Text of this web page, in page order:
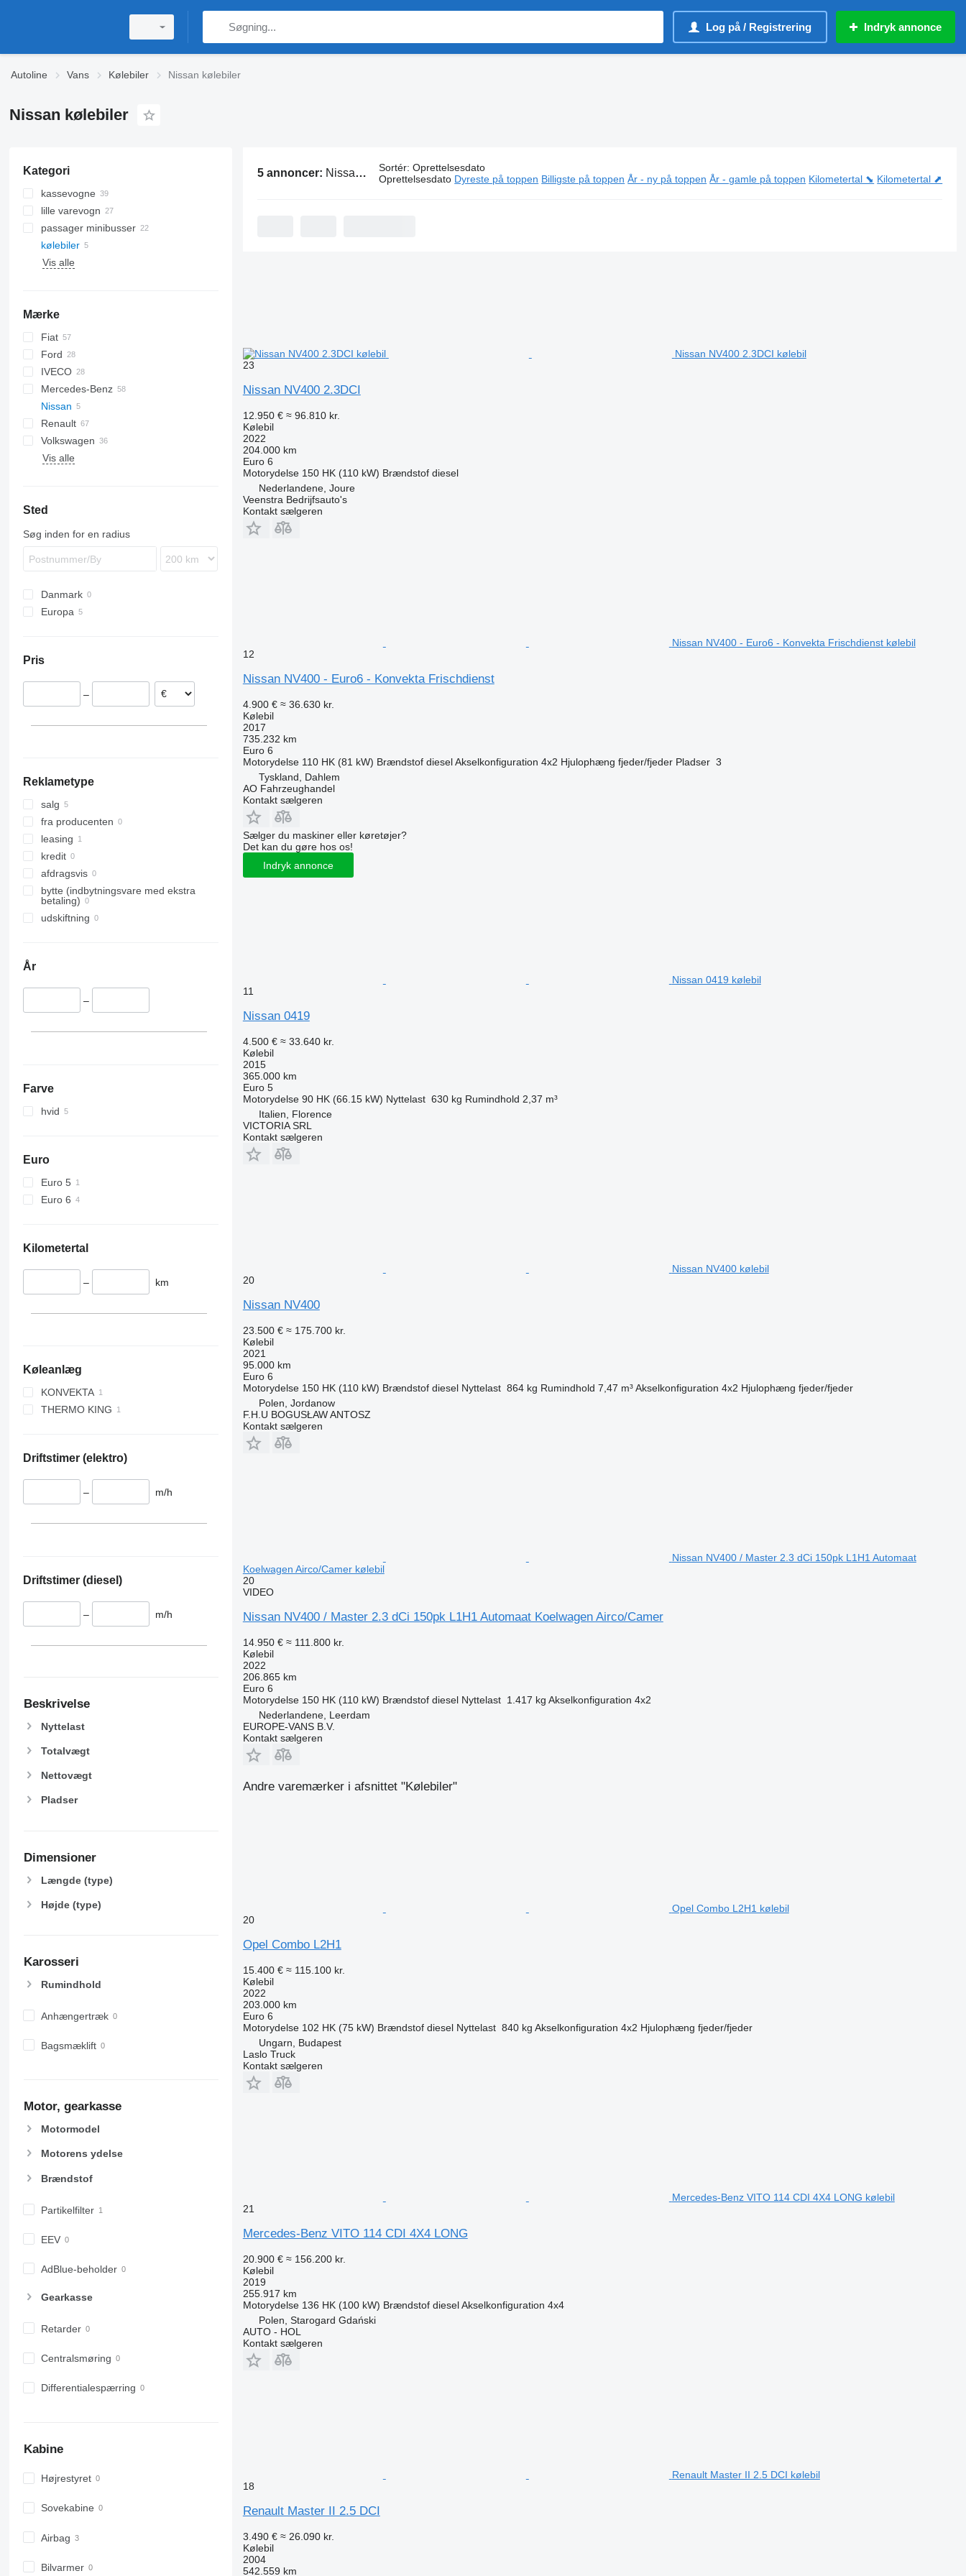
Log på / Registrering Indryk annonce
Autoline Vans Kølebiler Nissan kølebiler
Nissan kølebiler
Kategori
kassevogne
lille varevogn
passager minibusser
kølebiler
Vis alle
Mærke
Berlingo
C-series
Jumper
Jumpy
Fiat
Doblo
Ducato
Scudo
Talento
Ford
Transit
H-series
IVECO
Daily
TGE
eDeliver
Mercedes-Benz
Citan
Sprinter
V-Class
Vario
Nissan
NV
NV400
Combo
Movano
Vivaro
Boxer
Expert
Partner
Renault
Kangoo
Master
Hiace
Proace
Volkswagen
Caddy
Vis alle
Sted
Søg inden for en radius
Danmark
Europa
Tyskland
Pris
–
Reklametype
salg
fra producenten
leasing
kredit
afdragsvis
bytte (indbytningsvare med ekstra
betaling)
udskiftning
År
–
Farve
hvid
Euro
Euro 5
Euro 6
Kilometertal
– km
Køleanlæg
KONVEKTA
THERMO KING
Driftstimer (elektro)
– m/h
Driftstimer (diesel)
– m/h
Beskrivelse
Nyttelast
Totalvægt
Nettovægt
Pladser
Dimensioner
Længde (type)
Højde (type)
Karosseri
Rumindhold
Anhængertræk
Bagsmæklift
Motor, gearkasse
Motormodel
Motorens ydelse
Brændstof
Partikelfilter
EEV
AdBlue-beholder
Gearkasse
Retarder
Centralsmøring
Differentialespærring
Kabine
Højrestyret
Sovekabine
Airbag
Bilvarmer
5 annoncer: Nissan kølebiler Sortér: Oprettelsesdato
Oprettelsesdato Dyreste på toppen Billigste på toppen År - ny på toppen År - gamle på toppen Kilometertal ⬊ Kilometertal ⬈
Nissan NV400 2.3DCI kølebil
23
Nissan NV400 2.3DCI
12.950 € ≈ 96.810 kr.
Kølebil
2022
204.000 km
Euro 6
Motorydelse 150 HK (110 kW) Brændstof diesel
Nederlandene, Joure
Veenstra Bedrijfsauto's
Kontakt sælgeren
Nissan NV400 - Euro6 - Konvekta Frischdienst kølebil
12
Nissan NV400 - Euro6 - Konvekta Frischdienst
4.900 € ≈ 36.630 kr.
Kølebil
2017
735.232 km
Euro 6
Motorydelse 110 HK (81 kW) Brændstof diesel Akselkonfiguration 4x2 Hjulophæng fjeder/fjeder Pladser 3
Tyskland, Dahlem
AO Fahrzeughandel
Kontakt sælgeren
Sælger du maskiner eller køretøjer?
Det kan du gøre hos os!
Indryk annonce
Nissan 0419 kølebil
11
Nissan 0419
4.500 € ≈ 33.640 kr.
Kølebil
2015
365.000 km
Euro 5
Motorydelse 90 HK (66.15 kW) Nyttelast 630 kg Rumindhold 2,37 m³
Italien, Florence
VICTORIA SRL
Kontakt sælgeren
Nissan NV400 kølebil
20
Nissan NV400
23.500 € ≈ 175.700 kr.
Kølebil
2021
95.000 km
Euro 6
Motorydelse 150 HK (110 kW) Brændstof diesel Nyttelast 864 kg Rumindhold 7,47 m³ Akselkonfiguration 4x2 Hjulophæng fjeder/fjeder
Polen, Jordanow
F.H.U BOGUSŁAW ANTOSZ
Kontakt sælgeren
Nissan NV400 / Master 2.3 dCi 150pk L1H1 Automaat
Koelwagen Airco/Camer kølebil
20
VIDEO
Nissan NV400 / Master 2.3 dCi 150pk L1H1 Automaat Koelwagen Airco/Camer
14.950 € ≈ 111.800 kr.
Kølebil
2022
206.865 km
Euro 6
Motorydelse 150 HK (110 kW) Brændstof diesel Nyttelast 1.417 kg Akselkonfiguration 4x2
Nederlandene, Leerdam
EUROPE-VANS B.V.
Kontakt sælgeren
Andre varemærker i afsnittet "Kølebiler"
Opel Combo L2H1 kølebil
20
Opel Combo L2H1
15.400 € ≈ 115.100 kr.
Kølebil
2022
203.000 km
Euro 6
Motorydelse 102 HK (75 kW) Brændstof diesel Nyttelast 840 kg Akselkonfiguration 4x2 Hjulophæng fjeder/fjeder
Ungarn, Budapest
Laslo Truck
Kontakt sælgeren
Mercedes-Benz VITO 114 CDI 4X4 LONG kølebil
21
Mercedes-Benz VITO 114 CDI 4X4 LONG
20.900 € ≈ 156.200 kr.
Kølebil
2019
255.917 km
Motorydelse 136 HK (100 kW) Brændstof diesel Akselkonfiguration 4x4
Polen, Starogard Gdański
AUTO - HOL
Kontakt sælgeren
Renault Master II 2.5 DCI kølebil
18
Renault Master II 2.5 DCI
3.490 € ≈ 26.090 kr.
Kølebil
2004
542.559 km